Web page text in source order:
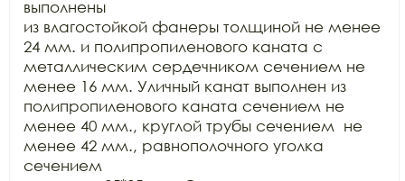
выполнены
из влагостойкой фанеры толщиной не менее
24 мм. и полипропиленового каната с
металлическим сердечником сечением не
менее 16 мм. Уличный канат выполнен из
полипропиленового каната сечением не
менее 40 мм., круглой трубы сечением  не
менее 42 мм., равнополочного уголка
сечением